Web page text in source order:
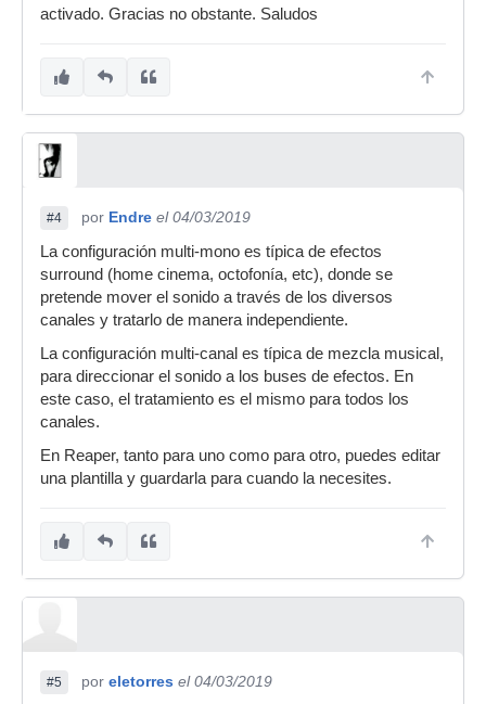
activado. Gracias no obstante. Saludos
#4 por Endre el 04/03/2019
La configuración multi-mono es típica de efectos
surround (home cinema, octofonía, etc), donde se
pretende mover el sonido a través de los diversos
canales y tratarlo de manera independiente.
La configuración multi-canal es típica de mezcla musical,
para direccionar el sonido a los buses de efectos. En
este caso, el tratamiento es el mismo para todos los
canales.
En Reaper, tanto para uno como para otro, puedes editar
una plantilla y guardarla para cuando la necesites.
#5 por eletorres el 04/03/2019